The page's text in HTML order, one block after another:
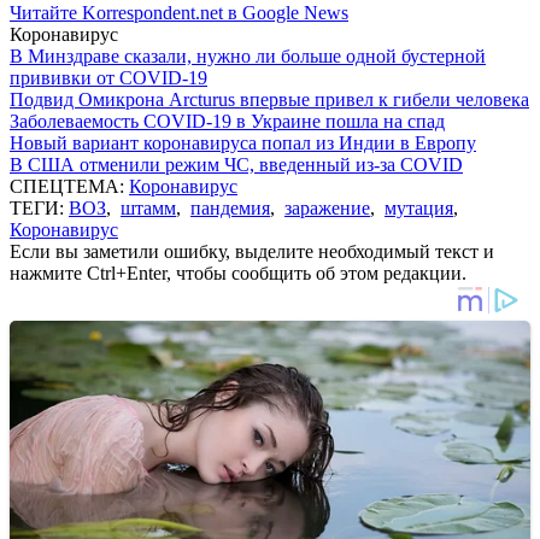
Читайте Korrespondent.net в Google News
Коронавирус
В Минздраве сказали, нужно ли больше одной бустерной
прививки от COVID-19
Подвид Омикрона Arcturus впервые привел к гибели человека
Заболеваемость COVID-19 в Украине пошла на спад
Новый вариант коронавируса попал из Индии в Европу
В США отменили режим ЧС, введенный из-за COVID
СПЕЦТЕМА: Коронавирус
ТЕГИ: ВОЗ, штамм, пандемия, заражение, мутация,
Коронавирус
Если вы заметили ошибку, выделите необходимый текст и
нажмите Ctrl+Enter, чтобы сообщить об этом редакции.